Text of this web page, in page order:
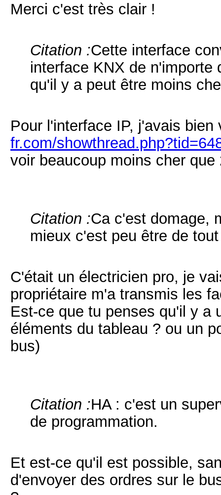
Merci c'est très clair !
Citation :Cette interface
interface KNX de n'importe
qu'il y a peut être moins
Pour l'interface IP, j'avais bien
fr.com/
voir beaucoup moins cher que
Citation :Ca c'est domage,
mieux c'est peu être de
C'était un électricien pro, je
propriétaire m'a transmis les
Est-ce que tu penses qu'il y a
éléments du tableau ? ou un
bus)
Citation :HA : c'est un
de programmation.
Et est-ce qu'il est possible,
d'envoyer des ordres sur le